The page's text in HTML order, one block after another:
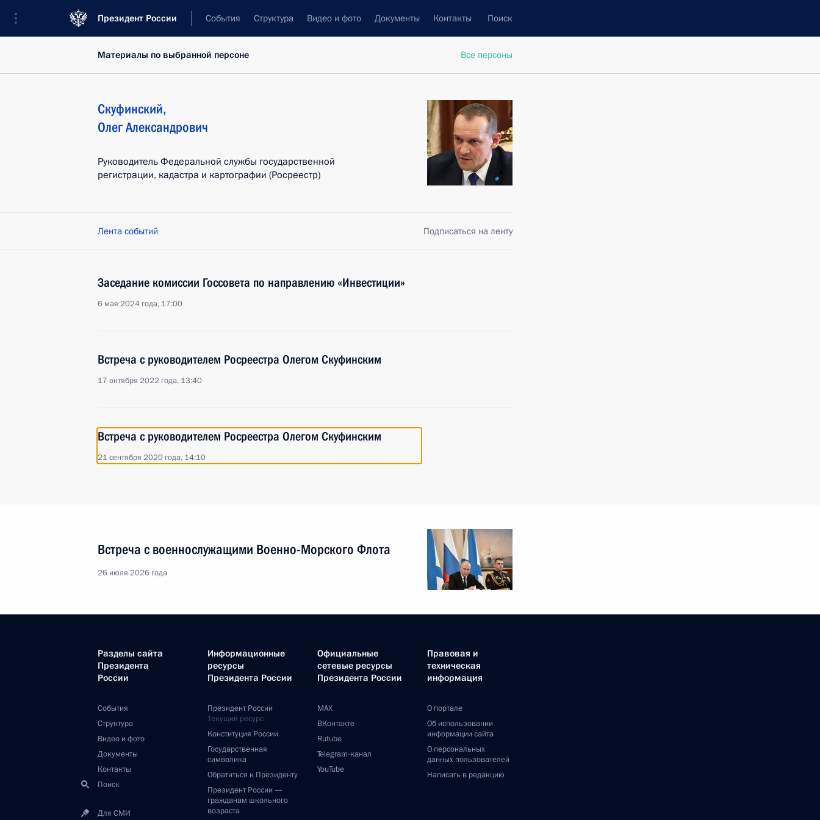
Президент России События Структура Видео и фото Документы Контакты Поиск
Все персоны
Материалы по выбранной персоне
Скуфинский,
Олег Александрович
Руководитель Федеральной службы государственной
регистрации, кадастра и картографии (Росреестр)
Лента событий Подписаться на ленту
Заседание комиссии Госсовета по направлению «Инвестиции»
6 мая 2024 года, 17:00
Встреча с руководителем Росреестра Олегом Скуфинским
17 октября 2022 года, 13:40
Встреча с руководителем Росреестра Олегом Скуфинским
21 сентября 2020 года, 14:10
Встреча с военнослужащими Военно-Морского Флота
26 июля 2026 года
Разделы сайта
Президента
России
События
Структура
Видео и фото
Документы
Контакты
Поиск
Для СМИ
Информационные
ресурсы
Президента России
Президент России
Текущий ресурс
Конституция России
Государственная
символика
Обратиться к Президенту
Президент России —
гражданам школьного
возраста
Официальные
сетевые ресурсы
Президента России
MAX
ВКонтакте
Rutube
Telegram-канал
YouTube
Правовая и
техническая
информация
О портале
Об использовании
информации сайта
О персональных
данных пользователей
Написать в редакцию